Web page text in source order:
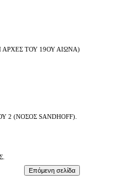
ΤΟΥ 19ΟΥ ΑΙΩΝΑ)
2 (ΝΟΣΟΣ SANDHOFF).